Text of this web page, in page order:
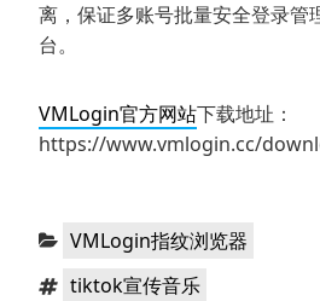
离，保证多账号批量安全登录管
台。
VMLogin官方网站下载地址：
https://www.vmlogin.cc/
分 VMLogin指纹浏览器
标 tiktok宣传音乐